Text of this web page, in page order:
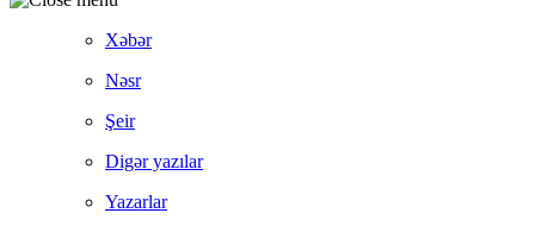
Xəbər
Nəsr
Şeir
Digər yazılar
Yazarlar